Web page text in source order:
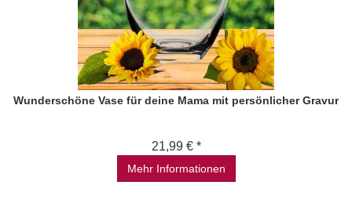
Wunderschöne Vase für deine Mama mit persönlicher Gravur
21,99 € *
Mehr Informationen